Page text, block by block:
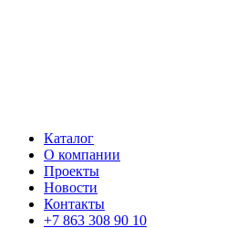
Каталог
О компании
Проекты
Новости
Контакты
+7 863 308 90 10